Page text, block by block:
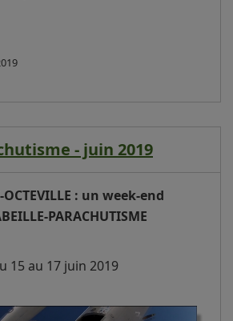
- juin 2019
OCTEVILLE : un week-end
PARACHUTISME
15 au 17 juin 2019